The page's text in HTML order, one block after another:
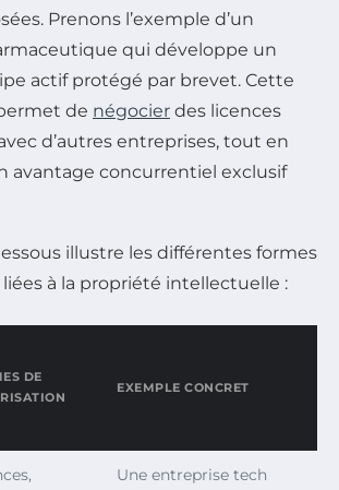
Prenons l’exemple d’un
qui développe un
actif protégé par brevet. Cette
de négocier des licences
d’autres entreprises, tout en
avantage concurrentiel exclusif
illustre les différentes formes
à la propriété intellectuelle :
DE
EXEMPLE CONCRET
Une entreprise tech